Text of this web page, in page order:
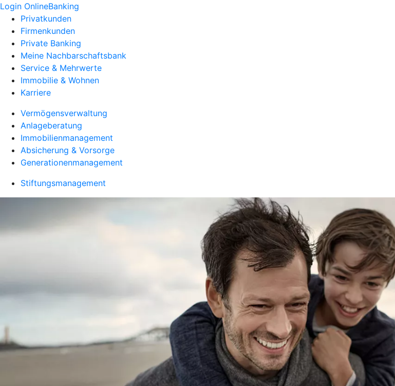
Login OnlineBanking
Privatkunden
Firmenkunden
Private Banking
Meine Nachbarschaftsbank
Service & Mehrwerte
Immobilie & Wohnen
Karriere
Vermögensverwaltung
Anlageberatung
Immobilienmanagement
Absicherung & Vorsorge
Generationenmanagement
Stiftungsmanagement